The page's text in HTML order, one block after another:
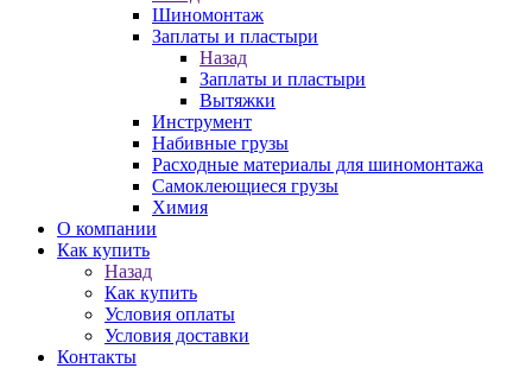
Шиномонтаж
Заплаты и пластыри
Назад
Заплаты и пластыри
Вытяжки
Инструмент
Набивные грузы
Расходные материалы для шиномонтажа
Самоклеющиеся грузы
Химия
О компании
Как купить
Назад
Как купить
Условия оплаты
Условия доставки
Контакты